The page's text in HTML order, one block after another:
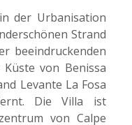
der Urbanisation
Strand
beeindruckenden
von Benissa
Levante La Fosa
Die Villa ist
von Calpe